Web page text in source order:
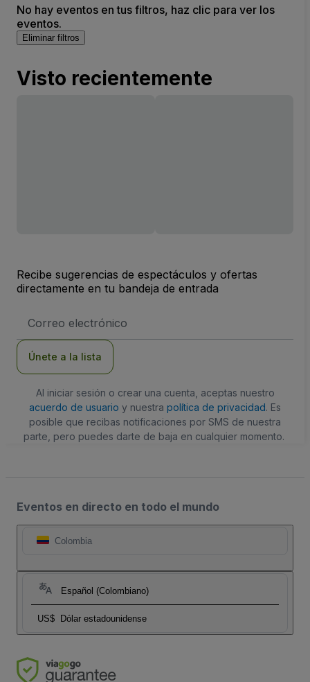
No hay eventos en tus filtros, haz clic para ver los
eventos.
Eliminar filtros
Visto recientemente
Recibe sugerencias de espectáculos y ofertas
directamente en tu bandeja de entrada
de
Únete a la lista
Al iniciar sesión o crear una cuenta, aceptas nuestro
acuerdo de usuario y nuestra política de privacidad. Es
posible que recibas notificaciones por SMS de nuestra
parte, pero puedes darte de baja en cualquier momento.
Eventos en directo en todo el mundo
Colombia
Español (Colombiano)
US$ Dólar estadounidense